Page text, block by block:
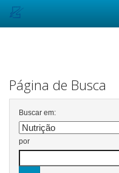
Página de Busca
Buscar em:
por